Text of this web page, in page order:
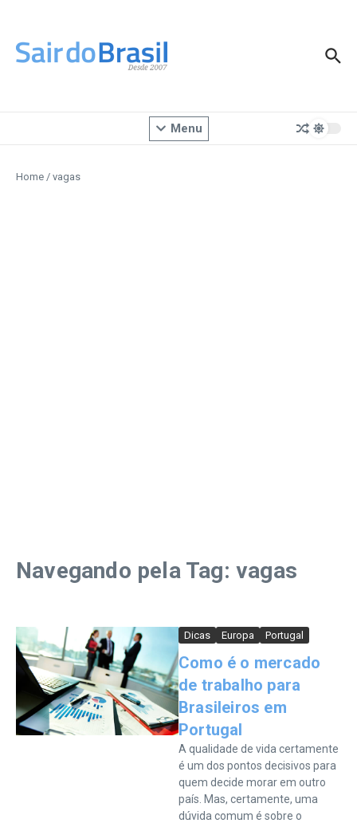
Menu
Home / vagas
Navegando pela Tag: vagas
Dicas Europa Portugal
Como é o mercado
de trabalho para
Brasileiros em
Portugal
A qualidade de vida certamente
é um dos pontos decisivos para
quem decide morar em outro
país. Mas, certamente, uma
dúvida comum é sobre o